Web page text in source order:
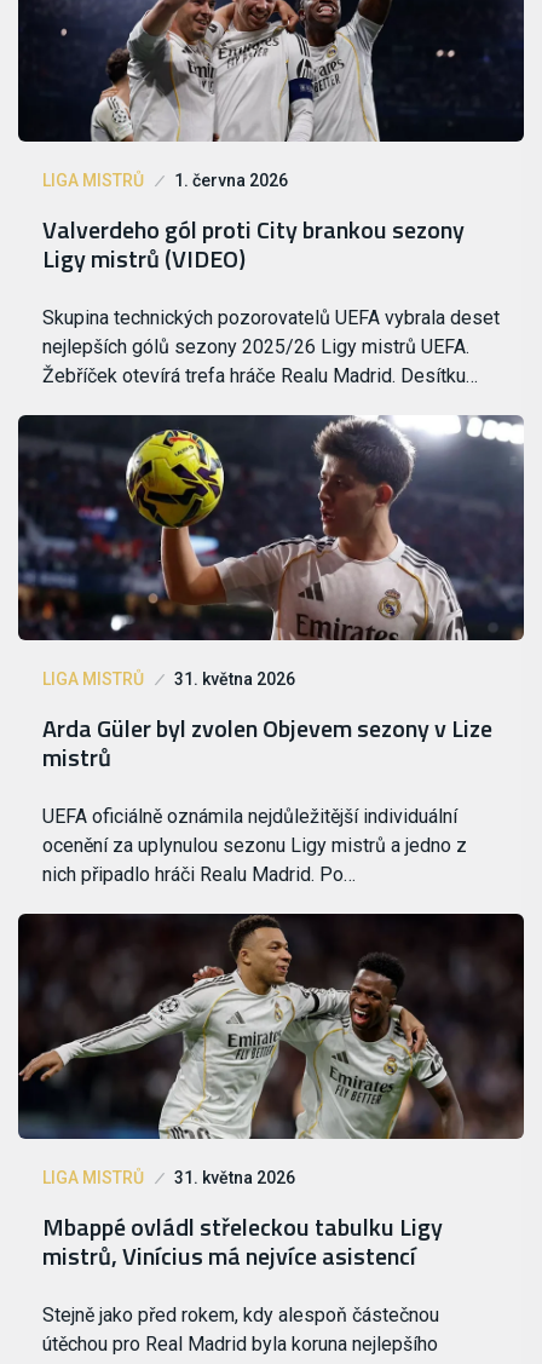
LIGA MISTRŮ 1. června 2026
Valverdeho gól proti City brankou sezony
Ligy mistrů (VIDEO)
Skupina technických pozorovatelů UEFA vybrala deset
nejlepších gólů sezony 2025/26 Ligy mistrů UEFA.
Žebříček otevírá trefa hráče Realu Madrid. Desítku…
LIGA MISTRŮ 31. května 2026
Arda Güler byl zvolen Objevem sezony v Lize
mistrů
UEFA oficiálně oznámila nejdůležitější individuální
ocenění za uplynulou sezonu Ligy mistrů a jedno z
nich připadlo hráči Realu Madrid. Po…
LIGA MISTRŮ 31. května 2026
Mbappé ovládl střeleckou tabulku Ligy
mistrů, Vinícius má nejvíce asistencí
Stejně jako před rokem, kdy alespoň částečnou
útěchou pro Real Madrid byla koruna nejlepšího